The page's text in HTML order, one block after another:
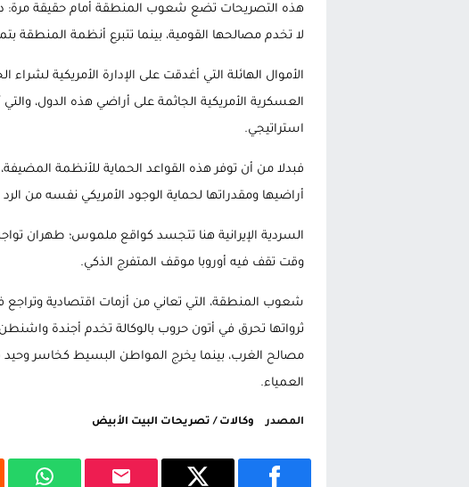
هذه التصريحات تضع شعوب المنطقة أمام حقيقة مرة:
لا تخدم مصالحها القومية، بينما تتبرع أنظمة المنطقة
الأموال الهائلة التي أغدقت على الإدارة الأمريكية
العسكرية الأمريكية الجاثمة على أراضي هذه الدول،
استراتيجي.
فبدلا من أن توفر هذه القواعد الحماية للأنظمة
أراضيها ومقدراتها لحماية الوجود الأمريكي نفسه من الرد
السردية الإيرانية هنا تتجسد كواقع ملموس؛ طهران
وقت تقف فيه أوروبا موقف المتفرج الذكي.
شعوب المنطقة، التي تعاني من أزمات اقتصادية
ثرواتها تحرق في أتون حروب بالوكالة تخدم أجندة
مصالح الغرب، بينما يخرج المواطن البسيط كخاسر وحيد
العمياء.
المصدر وكالات / تصريحات البيت الأبيض